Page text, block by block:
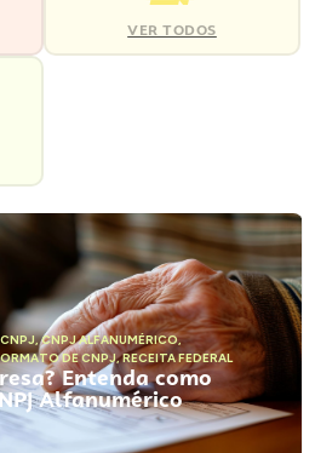
VER TODOS
,CNPJ ALFANUMÉRICO,
DE CNPJ,RECEITA FEDERAL
Entenda como
Alfanumérico